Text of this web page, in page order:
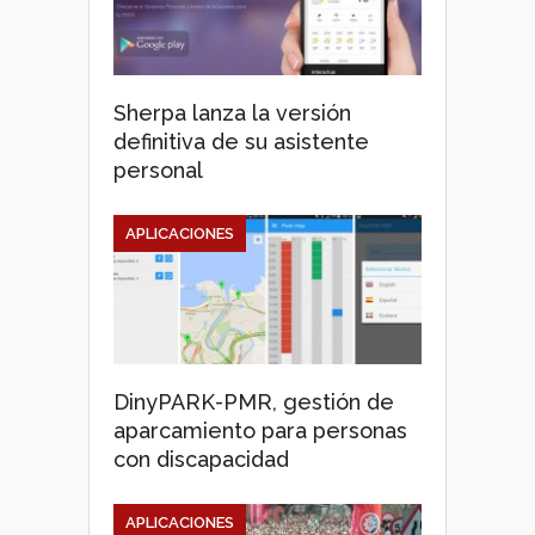
Sherpa lanza la versión
definitiva de su asistente
personal
DinyPARK-PMR, gestión de
aparcamiento para personas
con discapacidad
APLICACIONES
APLICACIONES